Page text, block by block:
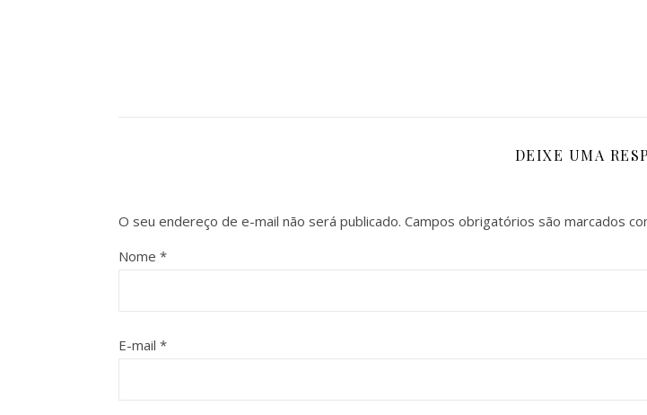
DEIXE UMA
O seu endereço de e-mail não será publicado. Campos obrigatórios são marcados
Nome *
E-mail *